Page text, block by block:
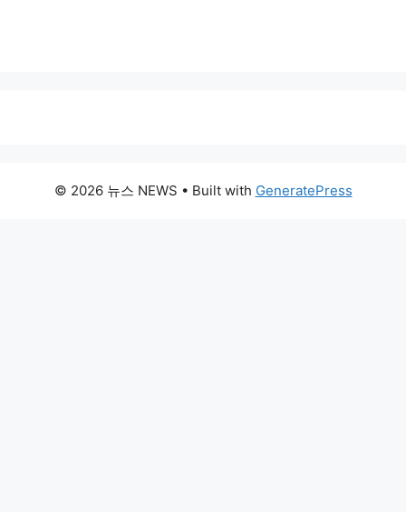
© 2026 뉴스 NEWS • Built with GeneratePress